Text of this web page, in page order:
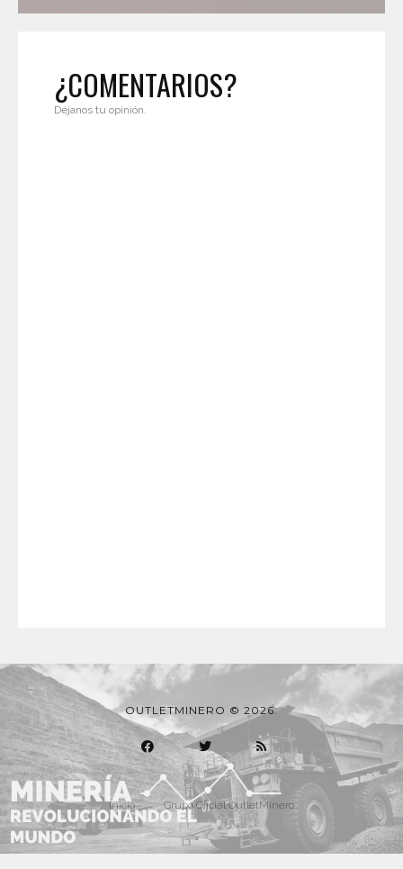
¿COMENTARIOS?
Déjanos tu opinión.
OUTLETMINERO © 2026.
Inicio Grupo Oficial OutletMinero